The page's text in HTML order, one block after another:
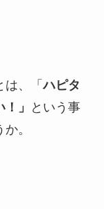
は、「ハピタ
」
という事
。